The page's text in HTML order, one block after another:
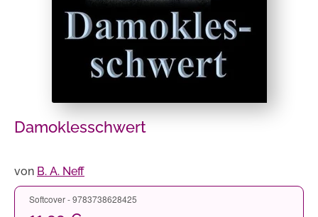
Damoklesschwert
von B. A. Neff
Softcover - 9783738628425